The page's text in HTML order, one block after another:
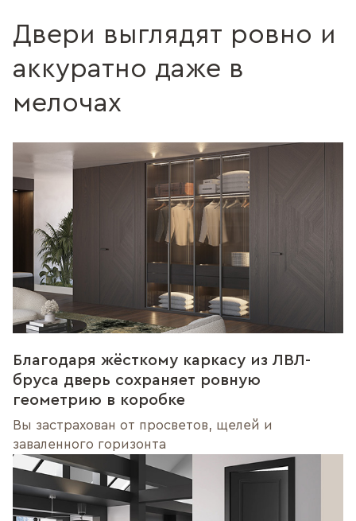
Двери выглядят ровно и
аккуратно даже в
мелочах
Благодаря жёсткому каркасу из ЛВЛ-
бруса дверь сохраняет ровную
геометрию в коробке
Вы застрахован от просветов, щелей и
заваленного горизонта